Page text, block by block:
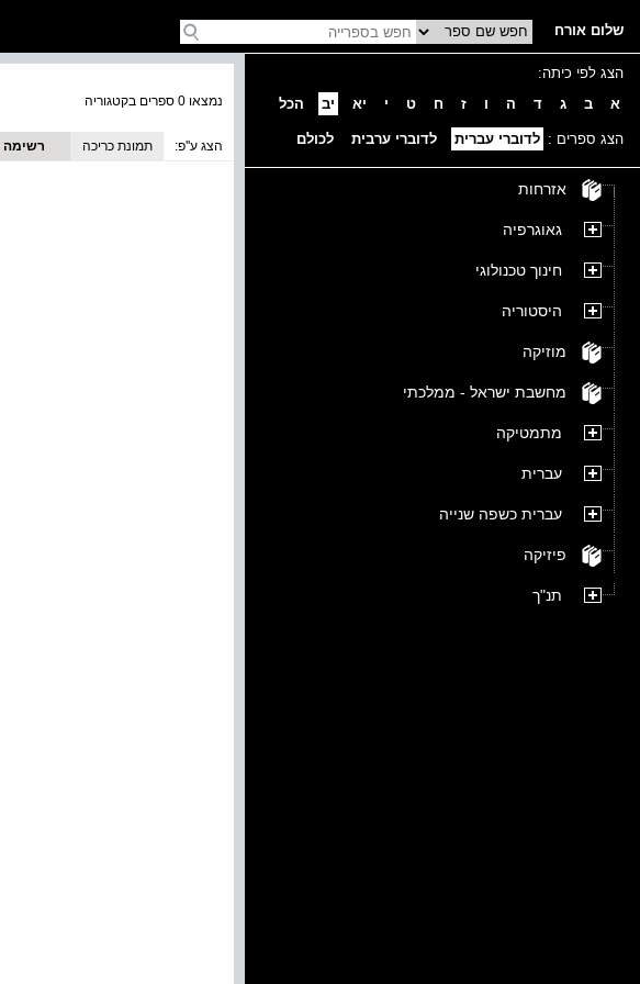
שלום אורח
הצג לפי כיתה:
א
ב ג ד ה ו ז ח ט י יא יב הכל
הצג ספרים : לדוברי עברית לדוברי ערבית לכולם
אזרחות
גאוגרפיה
חינוך טכנולוגי
היסטוריה
מוזיקה
מחשבת ישראל - ממלכתי
מתמטיקה
עברית
עברית כשפה שנייה
פיזיקה
תנ"ך
נמצאו 0 ספרים בקטגוריה
הצג ע''פ: תמונת כריכה רשימה